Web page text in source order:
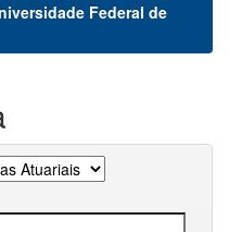
Federal de